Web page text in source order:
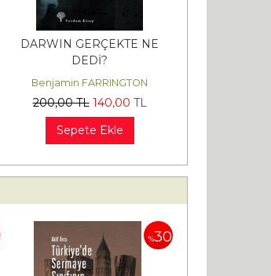
DARWIN GERÇEKTE NE
DEDİ?
Benjamin FARRINGTON
200,00TL 140,00 TL
Sepete Ekle
%30